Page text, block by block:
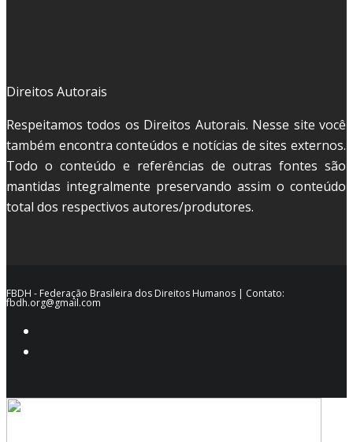
Direitos Autorais
Respeitamos todos os Direitos Autorais. Nesse site você
também encontra conteúdos e notícias de sites externos.
Todo o conteúdo e referências de outras fontes são
mantidas integralmente preservando assim o conteúdo
total dos respectivos autores/produtores.
FBDH - Federação Brasileira dos Direitos Humanos | Contato:
fbdh.org@gmail.com